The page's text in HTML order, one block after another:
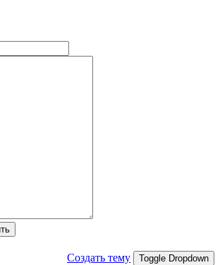
Создать тему Toggle Dropdown